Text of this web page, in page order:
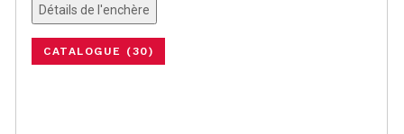
Détails de l'enchère
CATALOGUE (30)